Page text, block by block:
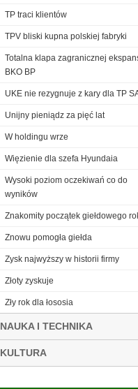
TP traci klientów
TPV bliski kupna polskiej fabryki
Totalna klapa zagranicznej
BKO BP
UKE nie rezygnuje z kary dla TP
Unijny pieniądz za pięć lat
W holdingu wrze
Więzienie dla szefa Hyundaia
Wysoki poziom oczekiwań co do
wyników
Znakomity początek giełdowego
Znowu pomogła giełda
Zysk najwyższy w historii firmy
Złoty zyskuje
Zły rok dla łososia
NAUKA I TECHNIKA
KULTURA